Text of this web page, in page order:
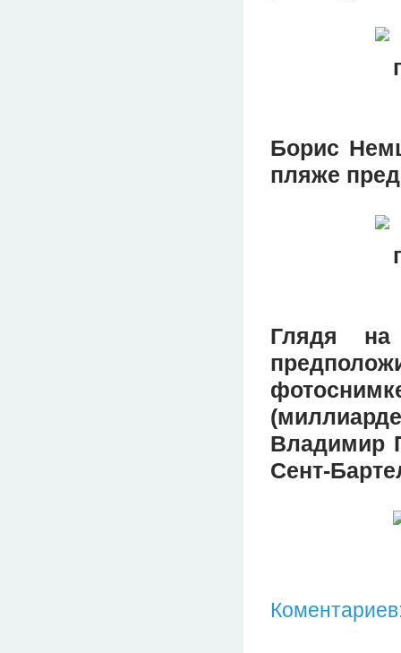
Борис
пляже
Глядя
Владимир
Сент-